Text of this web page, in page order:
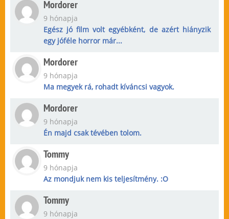
Mordorer
9 hónapja
Egész jó film volt egyébként, de azért hiányzik
egy jóféle horror már...
Mordorer
9 hónapja
Ma megyek rá, rohadt kíváncsi vagyok.
Mordorer
9 hónapja
Én majd csak tévében tolom.
Tommy
9 hónapja
Az mondjuk nem kis teljesítmény. :O
Tommy
9 hónapja